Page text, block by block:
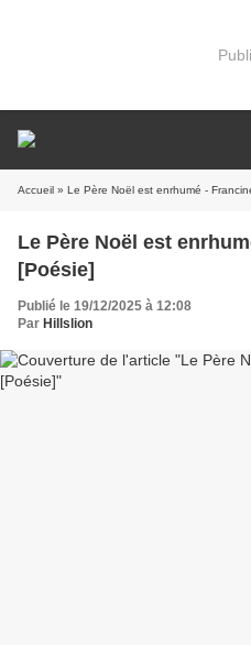
Accueil » Le Père Noël est enrhumé -
Le Père Noël est
[Poésie]
Publié le 19/12/2025 à 12:08
Par Hillslion